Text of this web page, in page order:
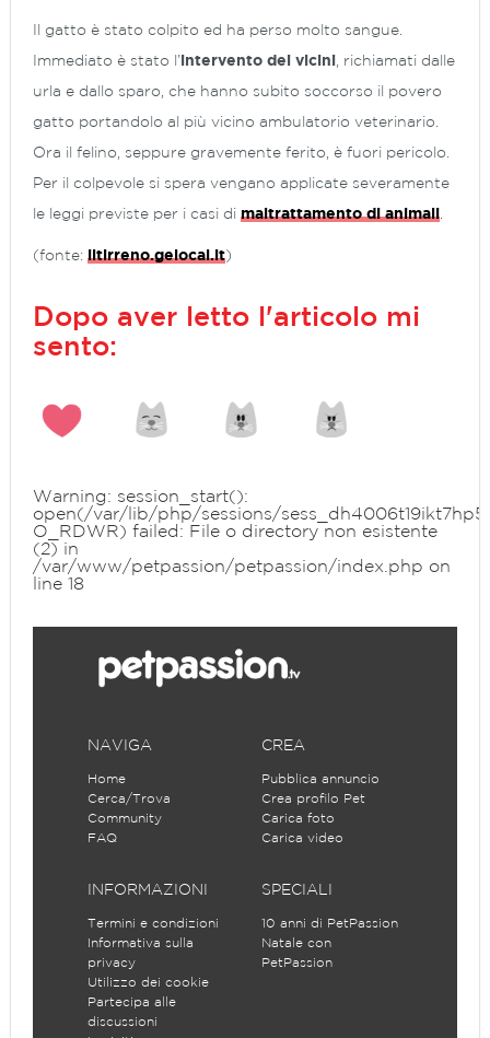
Il gatto è stato colpito ed ha perso molto sangue.
Immediato è stato l’ intervento dei vicini , richiamati dalle
urla e dallo sparo, che hanno subito soccorso il povero
gatto portandolo al più vicino ambulatorio veterinario.
Ora il felino, seppure gravemente ferito, è fuori pericolo.
Per il colpevole si spera vengano applicate severamente
le leggi previste per i casi di maltrattamento di animali
(fonte: iltirreno.gelocal.it)
Dopo aver letto l'articolo mi
sento:
Warning : session_start():
open(/var/lib/php/sessions/
O_RDWR) failed: File o directory non esistente
(2) in
/var/www/petpassion/petpassion/index.php on
line 18
NAVIGA
Home
Cerca/Trova
Community
FAQ
CREA
Pubblica annuncio
Crea profilo Pet
Carica foto
Carica video
INFORMAZIONI
Termini e condizioni
Informativa sulla
privacy
Utilizzo dei cookie
Partecipa alle
discussioni
SPECIALI
10 anni di PetPassion
Natale con
PetPassion